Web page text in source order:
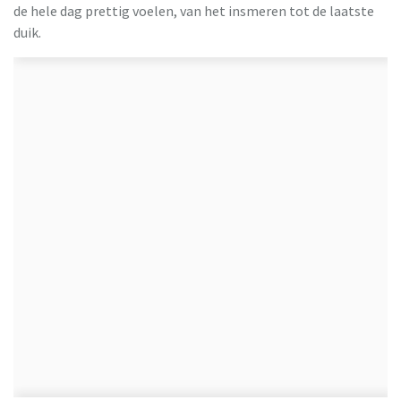
de hele dag prettig voelen, van het insmeren tot de laatste
duik.